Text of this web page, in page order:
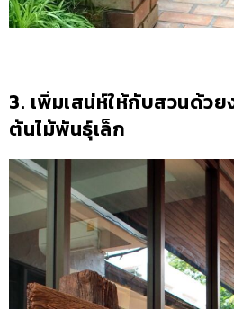
3. เพิ่มเสน่ห์ให้กับสวนด้ว
ต้นไม้พันธุ์เล็ก